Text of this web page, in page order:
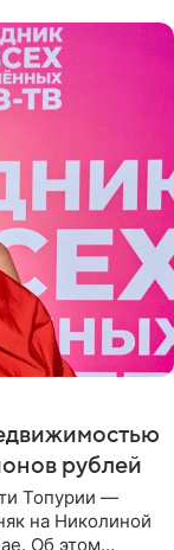
рублей
Топурии —
на Николиной
Об этом